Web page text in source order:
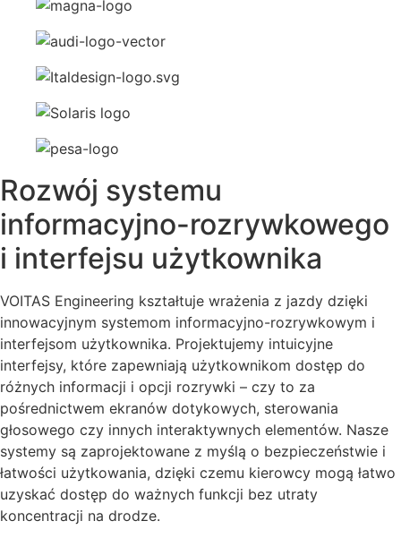
Rozwój systemu
informacyjno-rozrywkowego
i interfejsu użytkownika
VOITAS Engineering kształtuje wrażenia z jazdy dzięki
innowacyjnym systemom informacyjno-rozrywkowym i
interfejsom użytkownika. Projektujemy intuicyjne
interfejsy, które zapewniają użytkownikom dostęp do
różnych informacji i opcji rozrywki – czy to za
pośrednictwem ekranów dotykowych, sterowania
głosowego czy innych interaktywnych elementów. Nasze
systemy są zaprojektowane z myślą o bezpieczeństwie i
łatwości użytkowania, dzięki czemu kierowcy mogą łatwo
uzyskać dostęp do ważnych funkcji bez utraty
koncentracji na drodze.